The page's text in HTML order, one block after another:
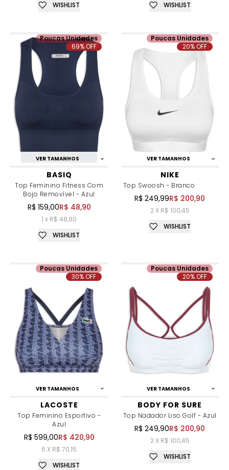
WISHLIST WISHLIST
VER TAMANHOS
BASIQ
Top Feminino Fitness Com
Bojo Removível - Azul
R$ 159,00R$ 48,90
1 x R$ 48,90
Poucas Unidades
69% OFF
WISHLIST
VER TAMANHOS
NIKE
Top Swoosh - Branco
R$ 249,99R$ 200,90
2 X R$ 100,45
Poucas Unidades
20% OFF
WISHLIST
VER TAMANHOS
LACOSTE
Top Feminino Esportivo -
Azul
R$ 599,00R$ 420,90
6 X R$ 70,15
Poucas Unidades
30% OFF
WISHLIST
VER TAMANHOS
BODY FOR SURE
Top Nadador Liso Golf - Azul
R$ 249,90R$ 200,90
2 X R$ 100,45
Poucas Unidades
20% OFF
WISHLIST